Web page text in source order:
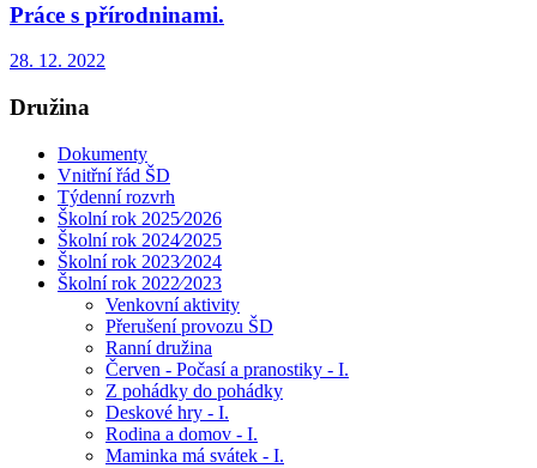
Práce s přírodninami.
28. 12. 2022
Družina
Dokumenty
Vnitřní řád ŠD
Týdenní rozvrh
Školní rok 2025⁄2026
Školní rok 2024⁄2025
Školní rok 2023⁄2024
Školní rok 2022⁄2023
Venkovní aktivity
Přerušení provozu ŠD
Ranní družina
Červen - Počasí a pranostiky - I.
Z pohádky do pohádky
Deskové hry - I.
Rodina a domov - I.
Maminka má svátek - I.